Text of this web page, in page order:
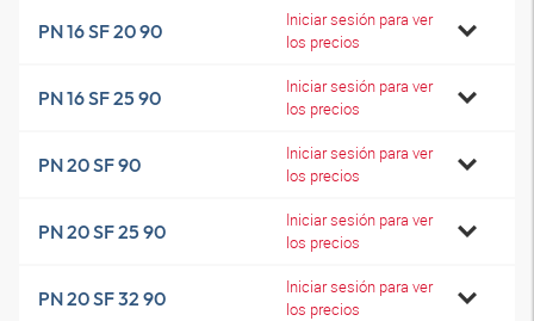
PN 16 SF 20 90
Iniciar sesión para ver
los precios
PN 16 SF 25 90
Iniciar sesión para ver
los precios
PN 20 SF 90
Iniciar sesión para ver
los precios
PN 20 SF 25 90
Iniciar sesión para ver
los precios
PN 20 SF 32 90
Iniciar sesión para ver
los precios